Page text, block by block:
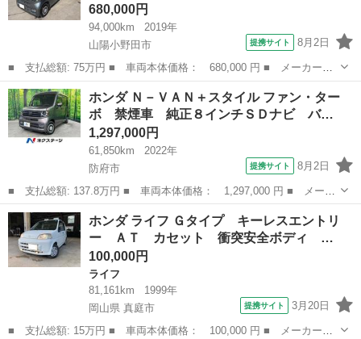
680,000円
94,000km
2019年
山陽小野田市
提携サイト 8月2日
■ 支払総額: 75万円 ■ 車両本体価格： 680,000 円 ■ メーカー
名： ホンダ ■ 車種名： Ｎ－ＶＡＮ＋スタイル ■ グレード
名： ファン・ホンダセンシング ■ 排気量： 660cc ■ ドア枚
数： 5D ■...
山口 山陽小野田市
ホンダ Ｎ－ＶＡＮ＋スタイル ファン・ター
ボ 禁煙車 純正８インチＳＤナビ バ…
1,297,000円
61,850km
2022年
防府市
提携サイト 8月2日
■ 支払総額: 137.8万円 ■ 車両本体価格： 1,297,000 円 ■ メーカ
ー名： ホンダ ■ 車種名： Ｎ－ＶＡＮ＋スタイル ■ グレード
名： ファン・ターボ 禁煙車 純正８インチＳＤナビ バックカメ
ラ 衝突被...
山口 防府市 ホンダ
ホンダ ライフ Ｇタイプ キーレスエントリ
ー ＡＴ カセット 衝突安全ボディ …
100,000円
ライフ
81,161km
1999年
岡山県 真庭市
提携サイト 3月20日
■ 支払総額: 15万円 ■ 車両本体価格： 100,000 円 ■ メーカー